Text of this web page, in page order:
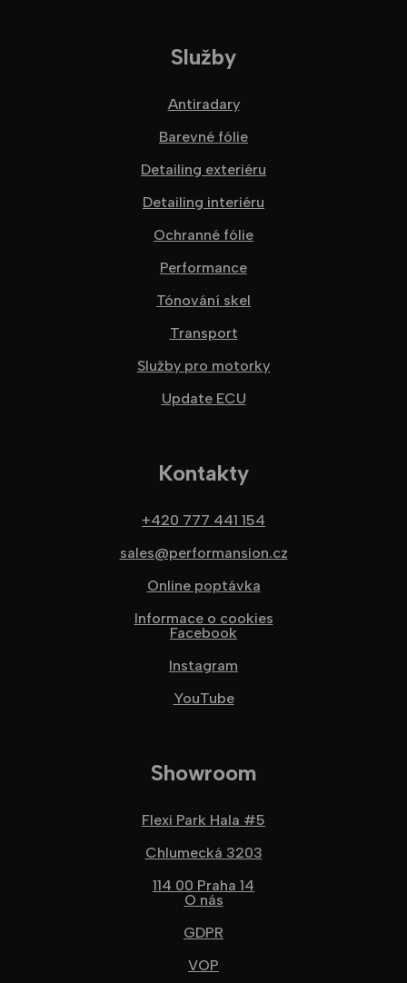
Služby
Antiradary
Barevné fólie
Detailing exteriéru
Detailing interiéru
Ochranné fólie
Performance
Tónování skel
Transport
Služby pro motorky
Update ECU
Kontakty
+420 777 441 154
sales@performansion.cz
Online poptávka
Informace o cookies
Facebook
Instagram
YouTube
Showroom
Flexi Park Hala #5
Chlumecká 3203
114 00 Praha 14
O nás
GDPR
VOP